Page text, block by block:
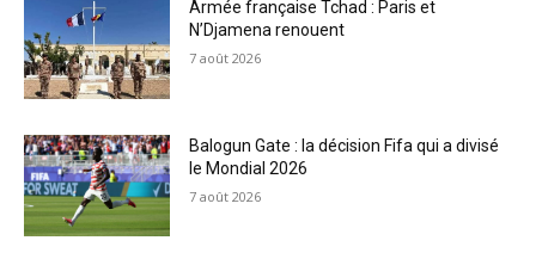
Armée française Tchad : Paris et
N’Djamena renouent
7 août 2026
Balogun Gate : la décision Fifa qui a divisé
le Mondial 2026
7 août 2026